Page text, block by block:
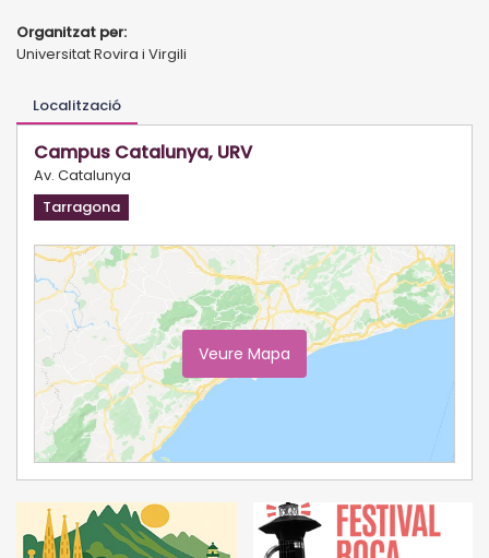
Organitzat per:
Universitat Rovira i Virgili
Localització
Campus Catalunya, URV
Av. Catalunya
Tarragona
Veure Mapa